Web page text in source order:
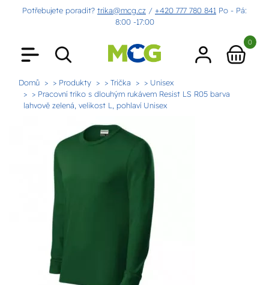
Potřebujete poradit? trika@mcg.cz / +420 777 780 841 Po - Pá:
8:00 -17:00
0
Domů > Produkty > Trička
> Unisex
> Pracovní triko s dlouhým rukávem Resist LS R05 barva
lahvově zelená, velikost L, pohlaví Unisex